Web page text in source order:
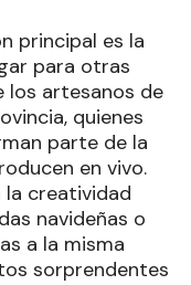
principal es la
para otras
los artesanos de
quienes
parte de la
en vivo.
la creatividad
navideñas o
a la misma
sorprendentes